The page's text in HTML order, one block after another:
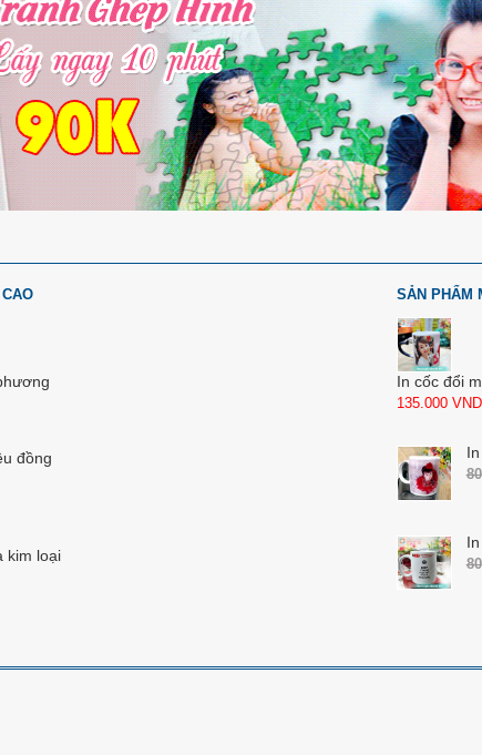
đồng
kim loại
SẢN PHẨM
In cốc đổi
135.000 VND